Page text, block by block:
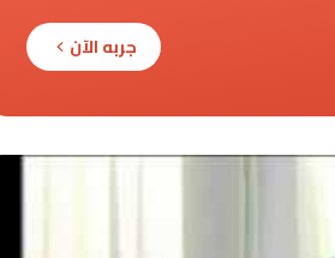
جربه الآن